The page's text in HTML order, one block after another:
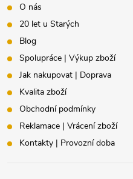
O nás
20 let u Starých
Blog
Spolupráce | Výkup zboží
Jak nakupovat | Doprava
Kvalita zboží
Obchodní podmínky
Reklamace | Vrácení zboží
Kontakty | Provozní doba